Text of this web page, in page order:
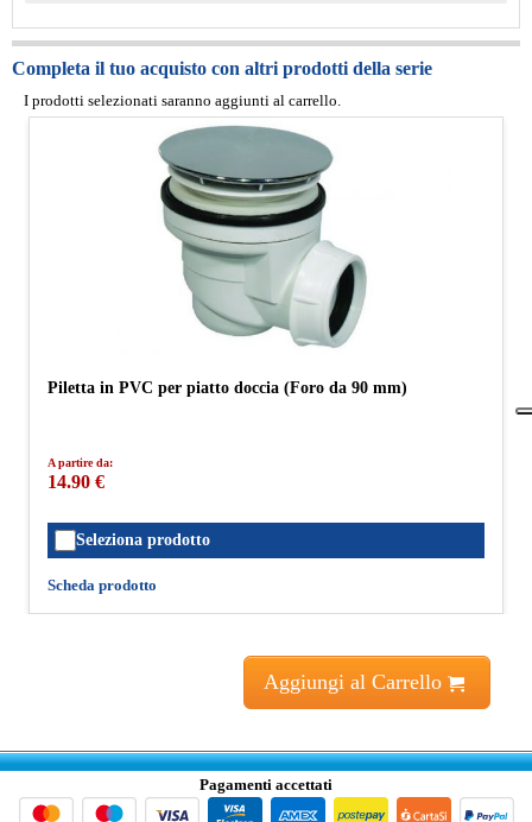
Completa il tuo acquisto con altri prodotti della serie
I prodotti selezionati saranno aggiunti al carrello.
Piletta in PVC per piatto doccia (Foro da 90 mm)
A partire da:
14.90 €
Seleziona prodotto
Scheda prodotto
Aggiungi al Carrello
Pagamenti accettati